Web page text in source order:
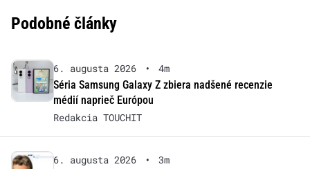
Podobné články
6. augusta 2026 •
4m
Séria Samsung Galaxy Z zbiera nadšené recenzie
médií naprieč Európou
Redakcia TOUCHIT
6. augusta 2026 •
3m